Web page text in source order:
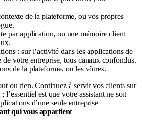
de la plateforme, ou vos propres
par application, ou une mémoire client
: sur l’activité dans les applications de
de votre entreprise, tous canaux confondus.
de la plateforme, ou les vôtres.
ou rien. Continuez à servir vos clients sur
l’essentiel est que votre assistant ne soit
d’une seule entreprise.
qui vous appartient